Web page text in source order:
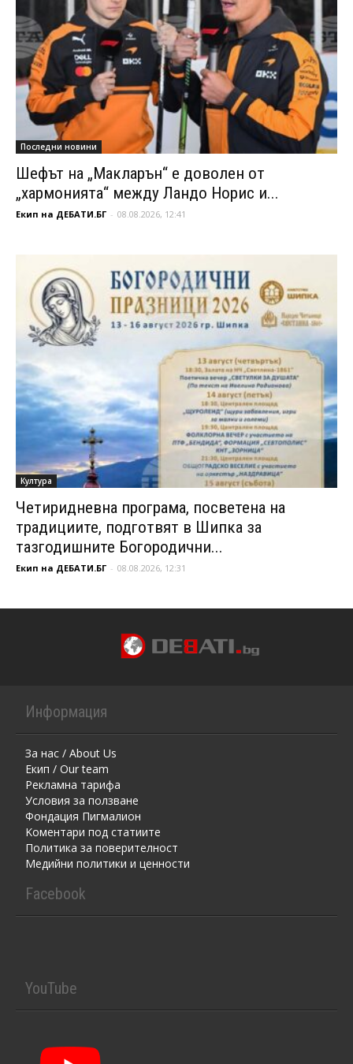
Последни новини
Шефът на „Макларън“ е доволен от
„хармонията“ между Ландо Норис и...
Екип на ДЕБАТИ.БГ - 08.08.2026, 12:41
Култура
Четиридневна програма, посветена на
традициите, подготвят в Шипка за
тазгодишните Богородични...
Екип на ДЕБАТИ.БГ - 08.08.2026, 12:31
Информация
За нас / About Us
Екип / Our team
Рекламна тарифа
Условия за ползване
Фондация Пигмалион
Kоментaри под статиите
Политика за поверителност
Медийни политики и ценности
Facebook
YouTube